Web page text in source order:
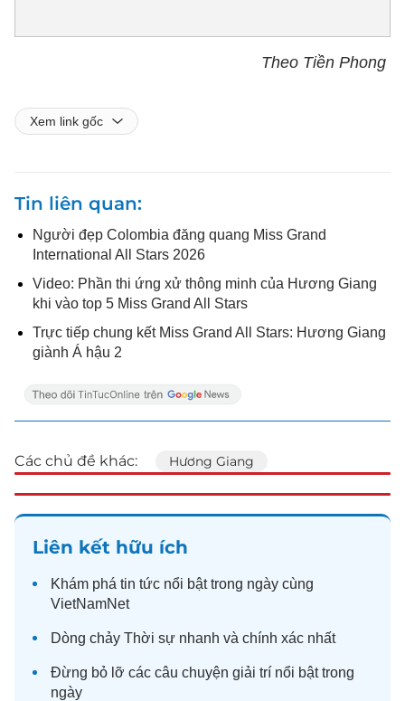
Theo Tiền Phong
Xem link gốc
Tin liên quan
Người đẹp Colombia đăng quang Miss Grand
International All Stars 2026
Video: Phần thi ứng xử thông minh của Hương Giang
khi vào top 5 Miss Grand All Stars
Trực tiếp chung kết Miss Grand All Stars: Hương Giang
giành Á hậu 2
Các chủ đề khác: Hương Giang
Liên kết hữu ích
Khám phá tin tức nổi bật trong ngày cùng
VietNamNet
Dòng chảy Thời sự nhanh và chính xác nhất
Đừng bỏ lỡ các câu chuyện giải trí nổi bật trong
ngày